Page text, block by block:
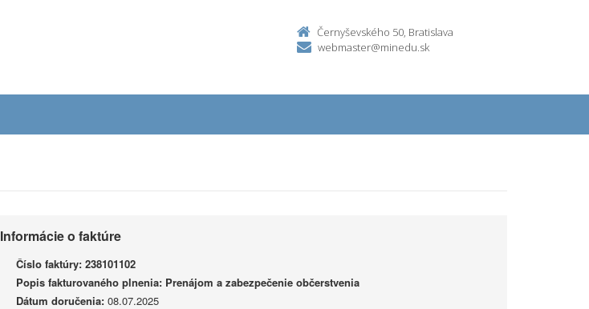
Černyševského 50, Bratislava
webmaster@minedu.sk
Informácie o faktúre
Číslo faktúry: 238101102
Popis fakturovaného plnenia: Prenájom a zabezpečenie občerstvenia
Dátum doručenia:08.07.2025